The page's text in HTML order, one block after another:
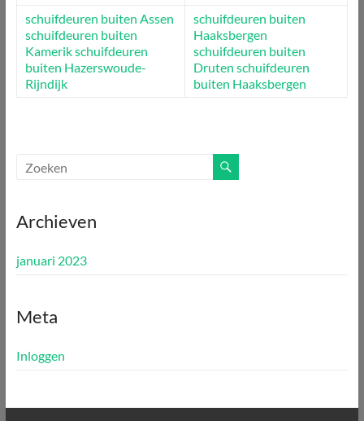
schuifdeuren buiten Assen
schuifdeuren buiten
Kamerikschuifdeuren
buiten Hazerswoude-
Rijndijk
schuifdeuren buiten
Haaksbergen
schuifdeuren buiten
Druten schuifdeuren
buiten Haaksbergen
Archieven
januari 2023
Meta
Inloggen